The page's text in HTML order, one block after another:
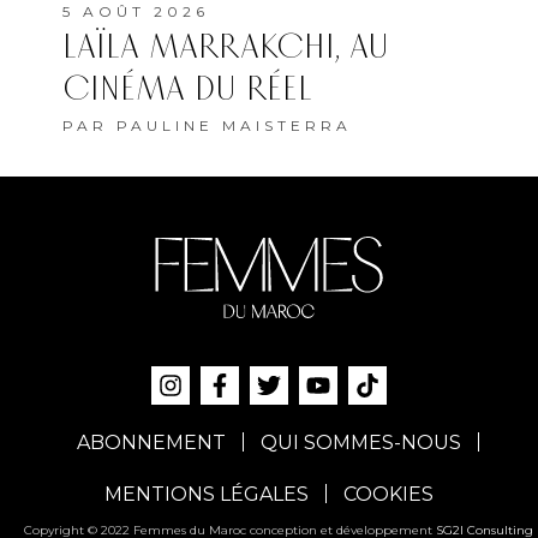
5 AOÛT 2026
LAÏLA MARRAKCHI, AU
CINÉMA DU RÉEL
PAR PAULINE MAISTERRA
ABONNEMENT QUI SOMMES-NOUS
MENTIONS LÉGALES COOKIES
Copyright © 2022 Femmes du Maroc conception et développement SG2I Consulting